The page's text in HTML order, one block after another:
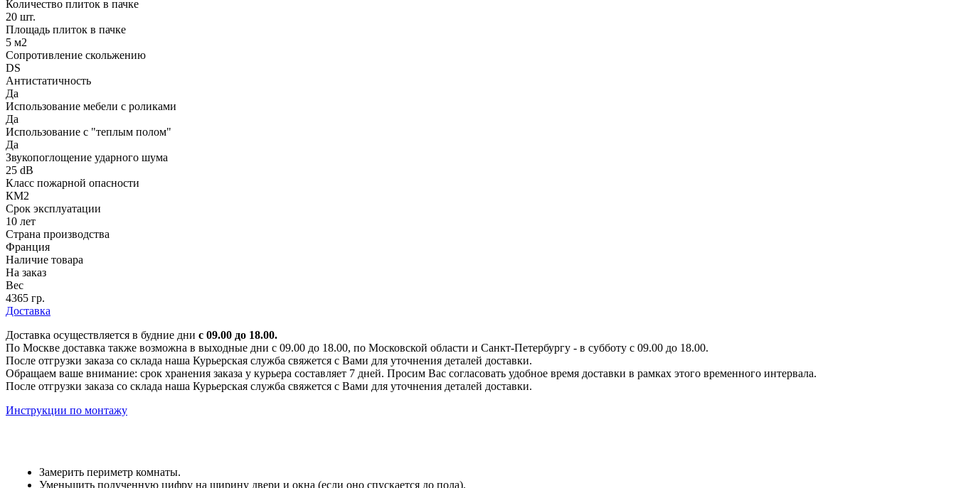
Количество плиток в пачке
20 шт.
Площадь плиток в пачке
5 м2
Сопротивление скольжению
DS
Антистатичность
Да
Использование мебели с роликами
Да
Использование с "теплым полом"
Да
Звукопоглощение ударного шума
25 dB
Класс пожарной опасности
КМ2
Срок эксплуатации
10 лет
Страна производства
Франция
Наличие товара
На заказ
Вес
4365 гр.
Доставка
Доставка осуществляется в будние дни с 09.00 до 18.00.
По Москве доставка также возможна в выходные дни с 09.00 до 18.00, по Московской области и Санкт-Петербургу - в субботу с 09.00 до 18.00.
После отгрузки заказа со склада наша Курьерская служба свяжется с Вами для уточнения деталей доставки.
Обращаем ваше внимание: срок хранения заказа у курьера составляет 7 дней. Просим Вас согласовать удобное время доставки в рамках этого временного интервала.
После отгрузки заказа со склада наша Курьерская служба свяжется с Вами для уточнения деталей доставки.
Инструкции по монтажу
Замерить периметр комнаты.
Уменьшить полученную цифру на ширину двери и окна (если оно спускается до пола).